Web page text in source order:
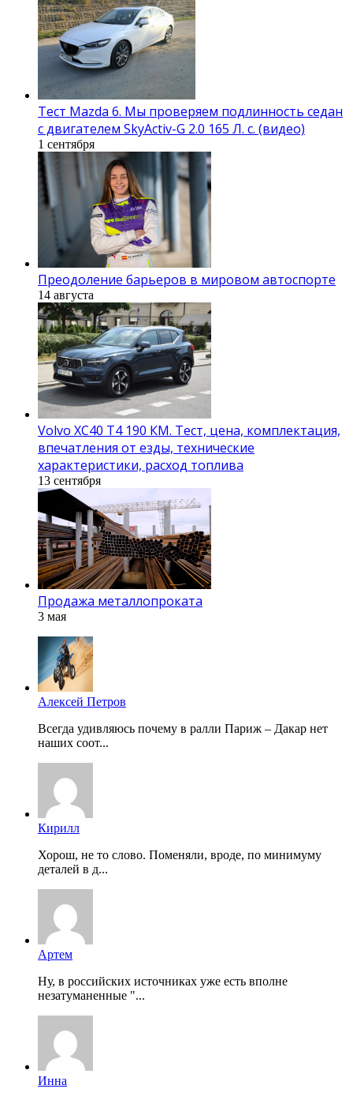
Тест Mazda 6. Мы проверяем подлинность седан
с двигателем SkyActiv-G 2.0 165 Л. с. (видео)
1 сентября
Преодоление барьеров в мировом автоспорте
14 августа
Volvo XC40 T4 190 КМ. Тест, цена, комплектация,
впечатления от езды, технические
характеристики, расход топлива
13 сентября
Продажа металлопроката
3 мая
Алексей Петров
Всегда удивляюсь почему в ралли Париж – Дакар нет
наших соот...
Кирилл
Хорош, не то слово. Поменяли, вроде, по минимуму
деталей в д...
Артем
Ну, в российских источниках уже есть вполне
незатуманенные "...
Инна